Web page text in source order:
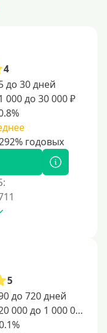
4
до 30 дней
000 до 30 000 ₽
5
до 720 дней
от 20 000 до 1 000 000 ₽